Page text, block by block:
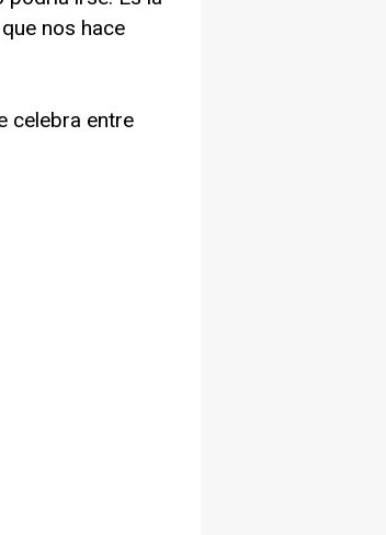
nos hace
celebra entre